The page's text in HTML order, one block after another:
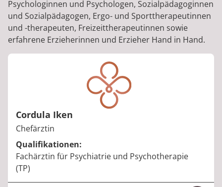
Psychologinnen und Psychologen, Sozialpädagoginnen
und Sozialpädagogen, Ergo- und Sporttherapeutinnen
und -therapeuten, Freizeittherapeutinnen sowie
erfahrene Erzieherinnen und Erzieher Hand in Hand.
Cordula Iken
Berufstitel:
Chefärztin
Qualifikationen:
Fachärztin für Psychiatrie und Psychotherapie
(TP)